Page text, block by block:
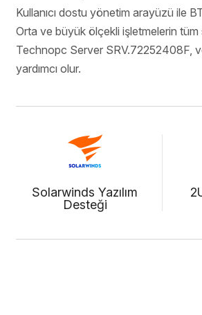
Kullanıcı dostu yönetim arayüzü ile
Orta ve büyük ölçekli işletmelerin tüm
Technopc Server SRV.72252408F,
yardımcı olur.
Solarwinds Yazılım
Desteği